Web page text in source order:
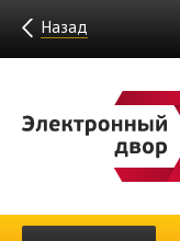
Назад